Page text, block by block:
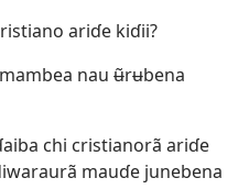
ariɗe kiɗii?
mambea nau ʉ̃rʉbena
chi cristianorã ariɗe
mauɗe junebena